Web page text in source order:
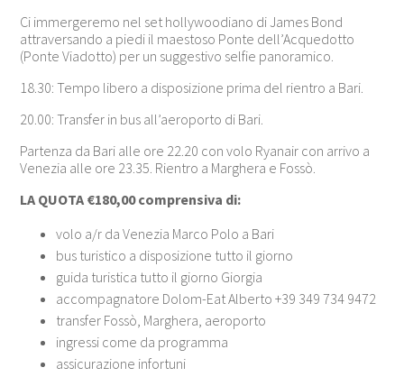
Ci immergeremo nel set hollywoodiano di James Bond
attraversando a piedi il maestoso Ponte dell’Acquedotto
(Ponte Viadotto) per un suggestivo selfie panoramico.
18.30: Tempo libero a disposizione prima del rientro a Bari.
20.00: Transfer in bus all’aeroporto di Bari.
Partenza da Bari alle ore 22.20 con volo Ryanair con arrivo a
Venezia alle ore 23.35. Rientro a Marghera e Fossò.
LA QUOTA €180,00 comprensiva di:
volo a/r da Venezia Marco Polo a Bari
bus turistico a disposizione tutto il giorno
guida turistica tutto il giorno Giorgia
accompagnatore Dolom-Eat Alberto +39 349 734 9472
transfer Fossò, Marghera, aeroporto
ingressi come da programma
assicurazione infortuni